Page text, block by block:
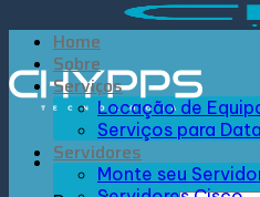
Home
Sobre
Serviços
Locação de
Serviços para
Servidores
Monte seu